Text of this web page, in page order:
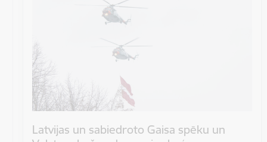
Latvijas un sabiedroto Gaisa spēku un